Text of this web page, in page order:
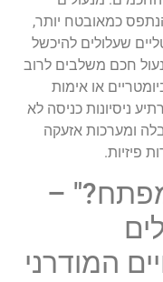
כמאובטח יותר,
שעלולים להיכשל
חכם משלבים לרוב
או אימות
ניסיונות כניסה לא
ומערכות אזעקה
פיזיות.
–
המודרני